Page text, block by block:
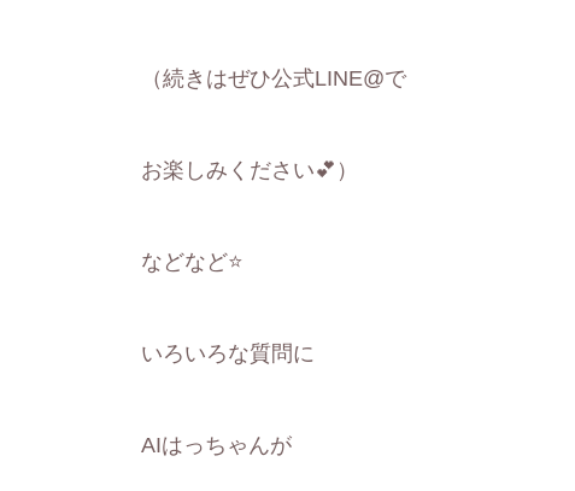
（続きはぜひ公式LINE@で
お楽しみください💕）
などなど⭐
いろいろな質問に
AIはっちゃんが